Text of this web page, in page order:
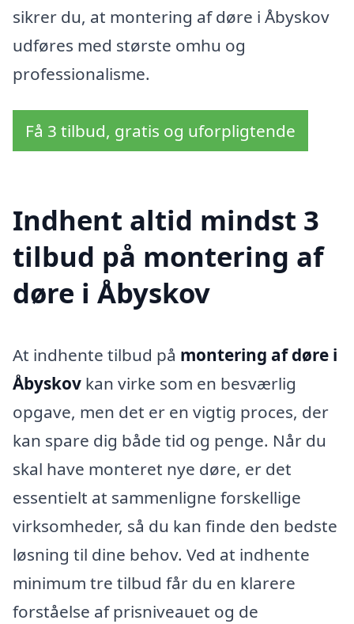
sikrer du, at montering af døre i Åbyskov
udføres med største omhu og
professionalisme.
Få 3 tilbud, gratis og uforpligtende
Indhent altid mindst 3
tilbud på montering af
døre i Åbyskov
At indhente tilbud på montering af døre i
Åbyskov kan virke som en besværlig
opgave, men det er en vigtig proces, der
kan spare dig både tid og penge. Når du
skal have monteret nye døre, er det
essentielt at sammenligne forskellige
virksomheder, så du kan finde den bedste
løsning til dine behov. Ved at indhente
minimum tre tilbud får du en klarere
forståelse af prisniveauet og de